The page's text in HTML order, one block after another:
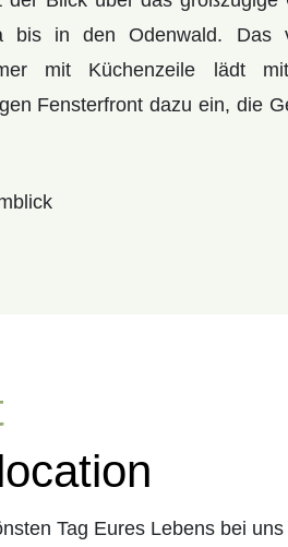
bis in den Odenwald. Das
mit Küchenzeile lädt
Fensterfront dazu ein, die
Tag Eures Lebens bei uns